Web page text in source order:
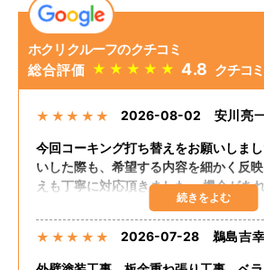
ホクリクルーフのクチコミ
総合評価 ★ ★ ★ ★ ★ 4.8 クチコ
★ ★ ★ ★ ★ 2026-08-02 安川亮
今回コーキング打ち替えをお願いしま
いした際も、希望する内容を細かく反
えも丁寧に対応頂きました。 機会があ
★ ★ ★ ★ ★ 2026-07-28 鵜島吉